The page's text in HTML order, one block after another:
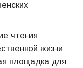
чтения
жизни
площадка для